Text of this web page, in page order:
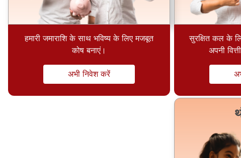
हमारी जमाराशि के साथ भविष्य के लिए मजबूत
कोष बनाएं।
अभी निवेश करें
सुरक्षित कल के
अपनी